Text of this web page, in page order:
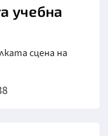
учебна
сцена на